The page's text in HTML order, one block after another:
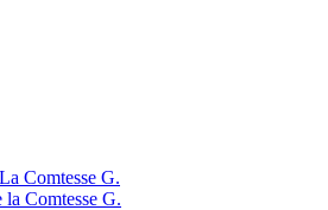
Comtesse G.
Comtesse G.